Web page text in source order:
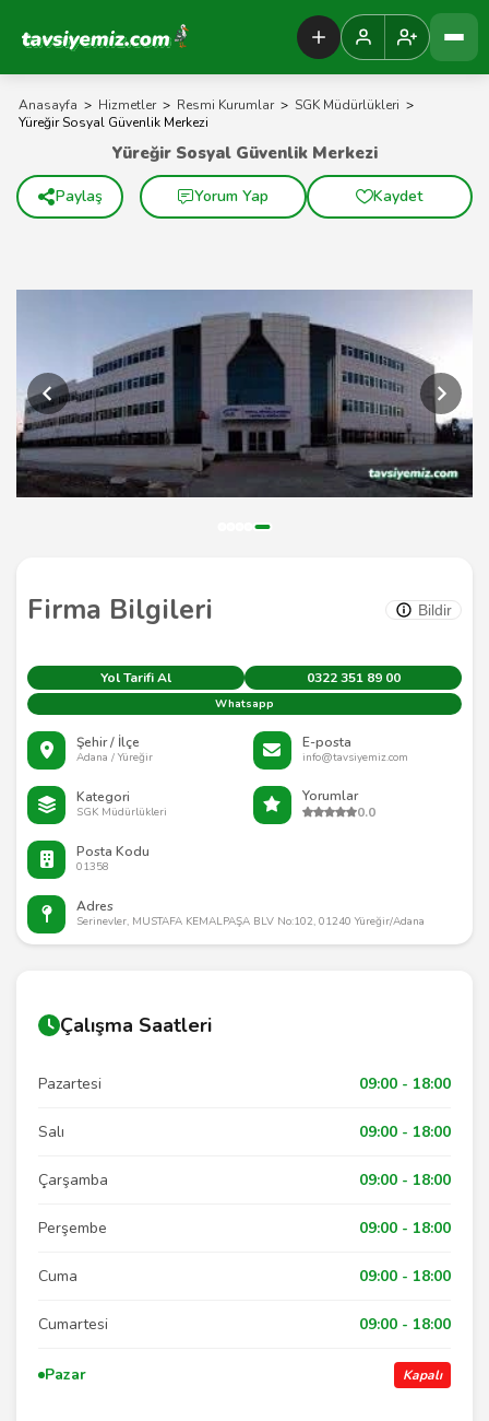
Tavsiyemiz Anasayfa
Anasayfa > Hizmetler > Resmi Kurumlar > SGK Müdürlükleri >
Yüreğir Sosyal Güvenlik Merkezi
Firma Bilgileri Bildir
Yol Tarifi Al 0322 351 89 00
Whatsapp
Şehir / İlçe
Adana / Yüreğir
E-posta
info@tavsiyemiz.com
Kategori
SGK Müdürlükleri
Yorumlar
0.0
Posta Kodu
01358
Adres
Serinevler, MUSTAFA KEMALPAŞA BLV No:102, 01240 Yüreğir/Adana
Yüreğir Sosyal Güvenlik Merkezi
Paylaş Yorum Yap Kaydet
Çalışma Saatleri
Pazartesi 09:00 - 18:00
Salı 09:00 - 18:00
Çarşamba 09:00 - 18:00
Perşembe 09:00 - 18:00
Cuma 09:00 - 18:00
Cumartesi 09:00 - 18:00
Pazar Kapalı